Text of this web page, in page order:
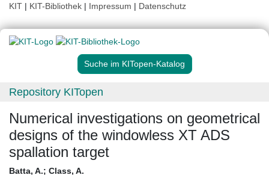
KIT | KIT-Bibliothek | Impressum | Datenschutz
Suche im KITopen-Katalog
Repository KITopen
Numerical investigations on geometrical
designs of the windowless XT ADS
spallation target
Batta, A.; Class, A.